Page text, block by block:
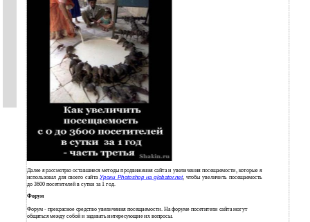
Далее я рассмотрю оставшиеся методы продвижения сайта и увеличения посещаемости, которые я
использовал для своего сайтаУроки Photoshop на globator.net, чтобы увеличить посещаемость
до 3600 посетителей в сутки за 1 год.
Форум
Форум - прекрасное средство увеличения посещаемости. На форуме посетители сайта могут
общаться между собой и задавать интересующие их вопросы.